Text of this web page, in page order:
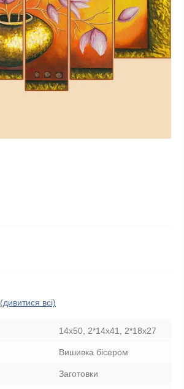
(дивитися всі)
14х50, 2*14х41, 2*18х27
Вишивка бісером
Заготовки